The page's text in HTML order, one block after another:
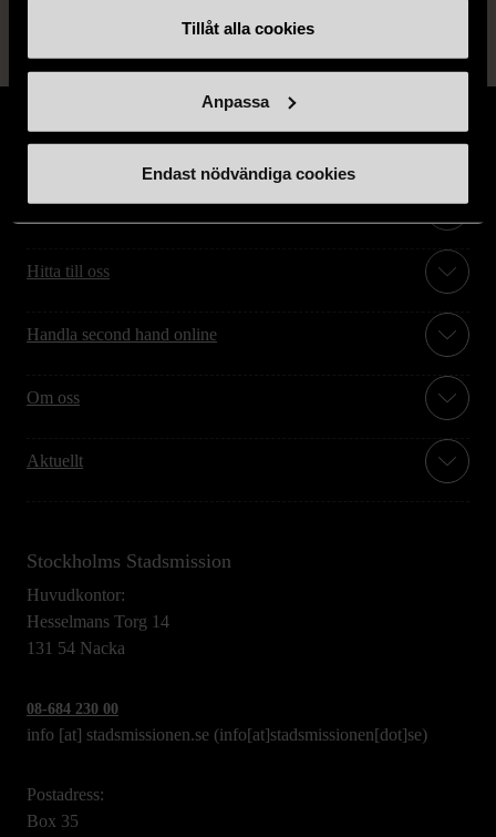
Tillåt alla cookies
Anpassa
Endast nödvändiga cookies
Stöd oss
Hitta till oss
Handla second hand online
Om oss
Aktuellt
Stockholms Stadsmission
Huvudkontor:
Hesselmans Torg 14
131 54 Nacka
08-684 230 00
info [at] stadsmissionen.se (info[at]stadsmissionen[dot]se)
Postadress:
Box 35